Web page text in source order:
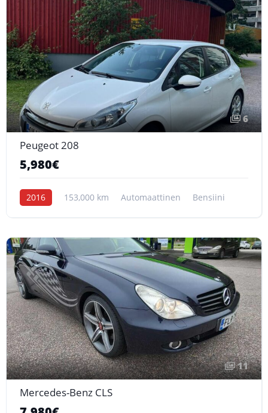
6
Peugeot 208
5,980€
2016 153,000 km Automaattinen Bensiini
11
Mercedes-Benz CLS